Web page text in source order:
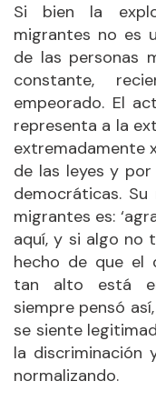
Si bien la
migrantes no es
de las personas
constante,
empeorado. El
representa a la
extremadamente
de las leyes y
democráticas.
migrantes es:
aquí, y si algo no
hecho de que el
tan alto está
siempre pensó
se siente
la discriminación
normalizando.